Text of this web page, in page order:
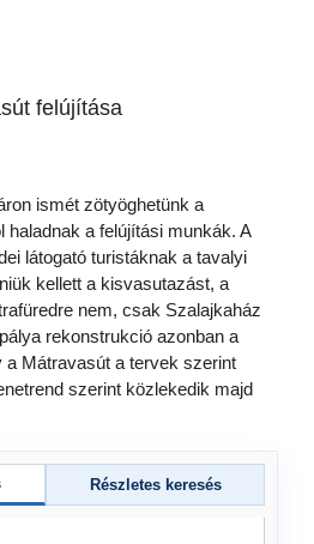
felújítása
ismét zötyöghetünk a
haladnak a felújítási munkák. A
látogató turistáknak a tavalyi
kellett a kisvasutazást, a
nem, csak Szalajkaház
rekonstrukció azonban a
Mátravasút a tervek szerint
szerint közlekedik majd
Részletes keresés